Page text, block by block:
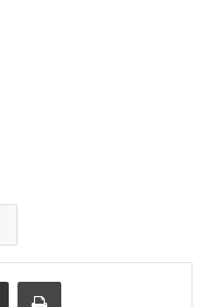
Надіслати електронною поштоюНадрукувати